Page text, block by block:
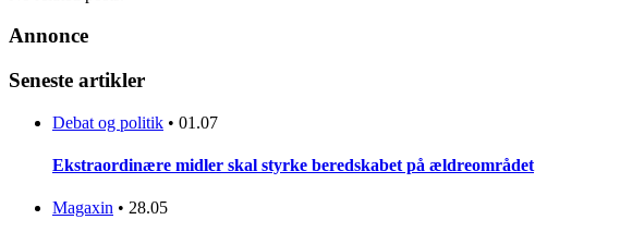
Annonce
Seneste artikler
Debat og politik • 01.07
Ekstraordinære midler skal styrke beredskabet på ældreområdet
Magaxin • 28.05